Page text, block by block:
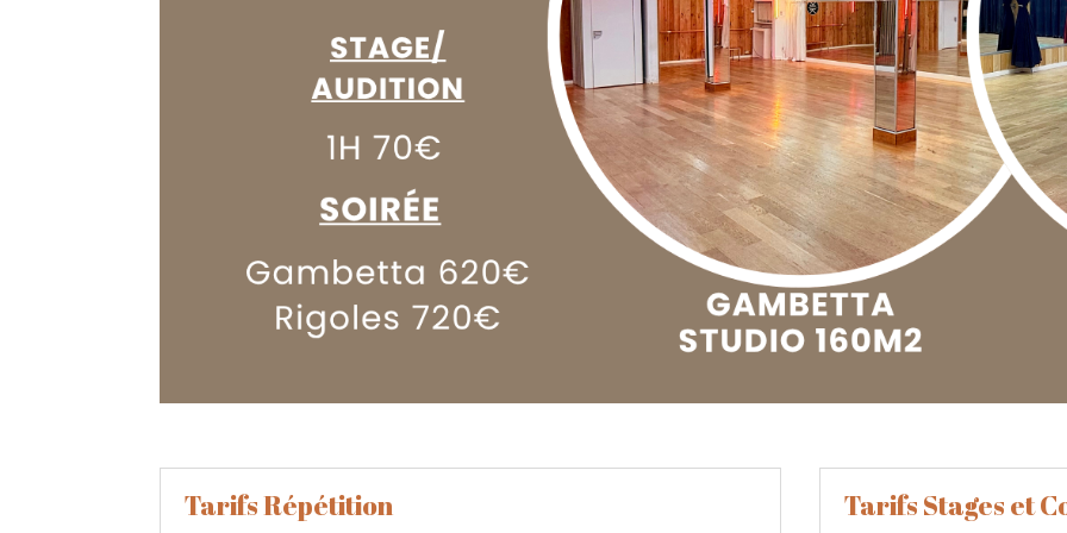
Tarifs Répétition Tarifs Stages et